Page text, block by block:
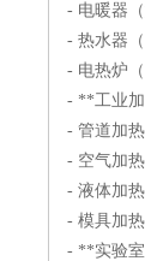
- 电暖器
- 热水器
- 电热炉
- **工业
- 管道加
- 空气加
- 液体加
- 模具加
- **实验室